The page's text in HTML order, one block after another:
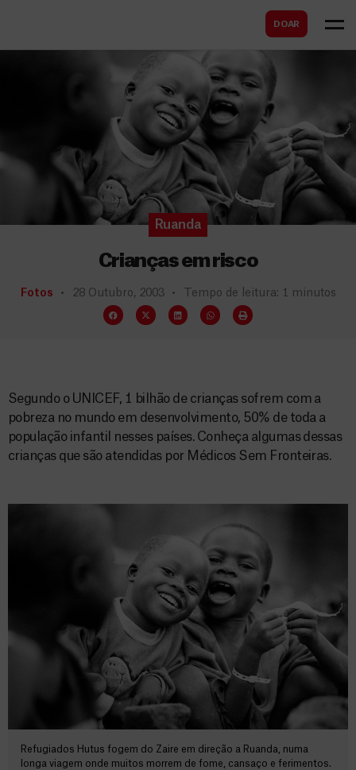
DOAR
r
Ruanda
Crianças em risco
Fotos 28 Outubro, 2003 Tempo de leitura: 1 minutos
Segundo o UNICEF, 1 bilhão de crianças sofrem com a
pobreza no mundo em desenvolvimento, 50% de toda a
população infantil nesses países. Conheça algumas dessas
crianças que são atendidas por Médicos Sem Fronteiras.
Refugiados Hutus fogem do Zaire em direção a Ruanda, numa
longa viagem onde muitos morrem de fome, cansaço e ferimentos.
c
a
r